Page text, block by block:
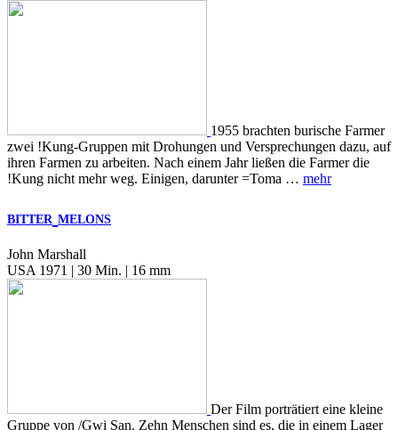
1955 brachten burische Farmer
zwei !Kung-Gruppen mit Drohungen und Versprechungen dazu, auf
ihren Farmen zu arbeiten. Nach einem Jahr ließen die Farmer die
!Kung nicht mehr weg. Einigen, darunter =Toma … mehr
BITTER MELONS
John Marshall
USA 1971 | 30 Min. | 16 mm
Der Film porträtiert eine kleine
Gruppe von /Gwi San. Zehn Menschen sind es, die in einem Lager